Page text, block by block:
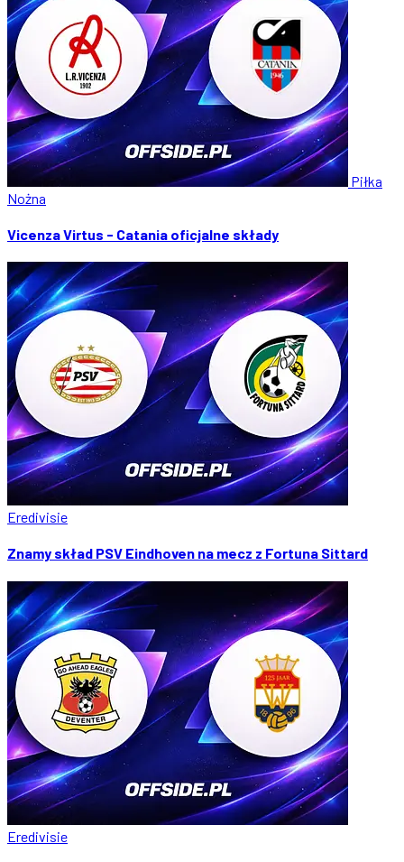
Piłka
Nożna
Vicenza Virtus - Catania oficjalne składy
Eredivisie
Znamy skład PSV Eindhoven na mecz z Fortuna Sittard
Eredivisie